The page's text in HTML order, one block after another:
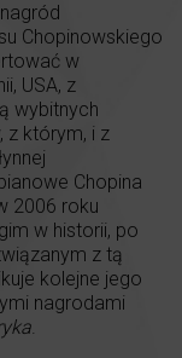
Chopinowskiego
w
USA, z
wybitnych
z którym, i z
Chopina
2006 roku
w historii, po
z tą
kolejne jego
nagrodami
.